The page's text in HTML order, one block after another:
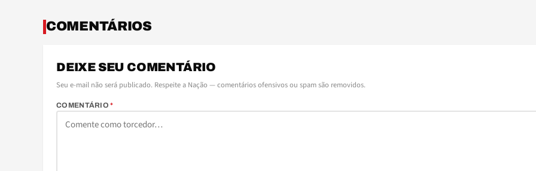
COMENTÁRIOS
DEIXE SEU COMENTÁRIO
Seu e-mail não será publicado. Respeite a Nação — comentários ofensivos ou spam são removidos.
COMENTÁRIO*